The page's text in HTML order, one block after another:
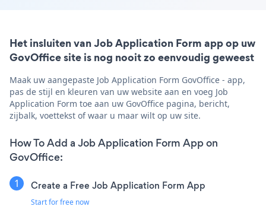
Het insluiten van Job Application Form app op uw
GovOffice site is nog nooit zo eenvoudig geweest
Maak uw aangepaste Job Application Form GovOffice - app,
pas de stijl en kleuren van uw website aan en voeg Job
Application Form toe aan uw GovOffice pagina, bericht,
zijbalk, voettekst of waar u maar wilt op uw site.
How To Add a Job Application Form App on
GovOffice:
Create a Free Job Application Form App
Start for free now